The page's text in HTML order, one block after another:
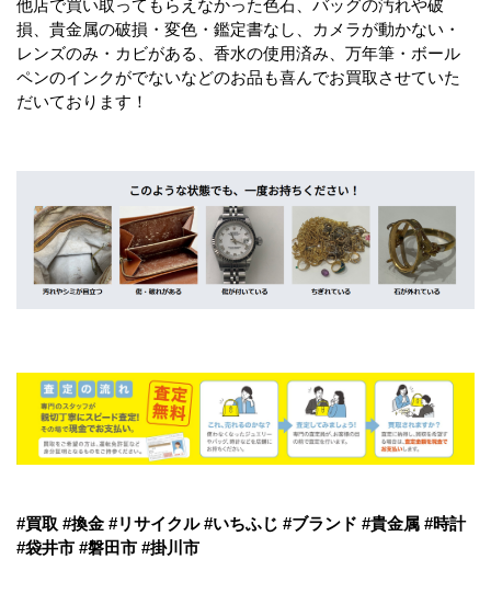
他店で買い取ってもらえなかった色石、バッグの汚れや破
損、貴金属の破損・変色・鑑定書なし、カメラが動かない・
レンズのみ・カビがある、香水の使用済み、万年筆・ボール
ペンのインクがでないなどのお品も喜んでお買取させていた
だいております！
#買取 #換金 #リサイクル #いちふじ #ブランド #貴金属 #時計
#袋井市 #磐田市 #掛川市